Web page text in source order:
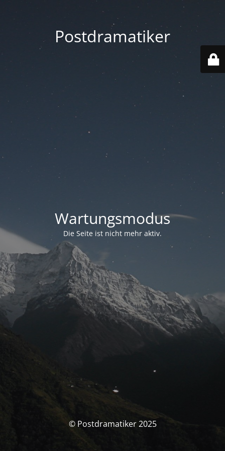
Postdramatiker
Wartungsmodus
Die Seite ist nicht mehr aktiv.
© Postdramatiker 2025